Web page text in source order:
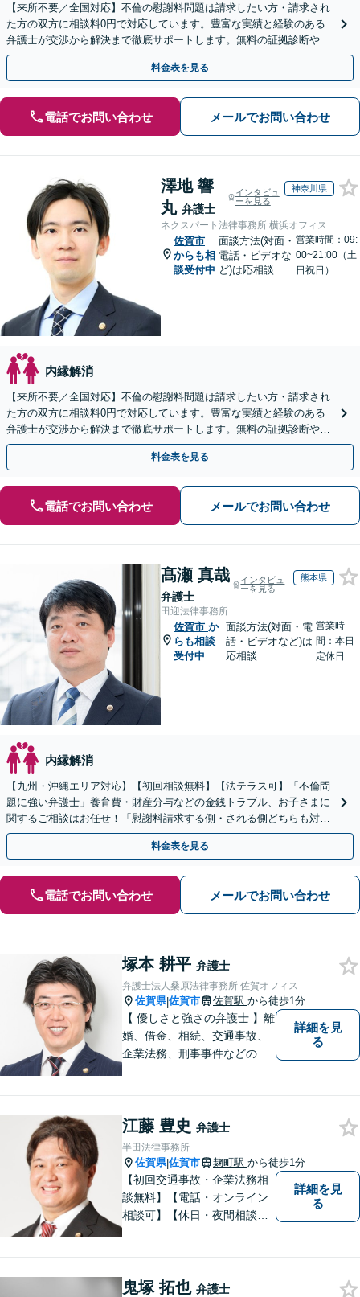
【来所不要／全国対応】不倫の慰謝料問題は請求したい方・請求され
た方の双方に相談料0円で対応しています。豊富な実績と経験のある
弁護士が交渉から解決まで徹底サポートします。無料の証拠診断や着
手金の返還保証もありますので安心してご相談ください。
料金表を見る
電話でお問い合わせ メールでお問い合わせ
澤地 響
丸 弁護士
インタビュ
ーを見る
神奈川県
ネクスパート法律事務所 横浜オフィス
佐賀市
からも相
談受付中
面談方法(対面・
電話・ビデオな
ど)は応相談
営業時間：09:
00~21:00（土
日祝日）
内縁解消
【来所不要／全国対応】不倫の慰謝料問題は請求したい方・請求され
た方の双方に相談料0円で対応しています。豊富な実績と経験のある
弁護士が交渉から解決まで徹底サポートします。無料の証拠診断や着
手金の返還保証もありますので安心してご相談ください。
料金表を見る
電話でお問い合わせ メールでお問い合わせ
髙瀬 真哉
弁護士
インタビュ
ーを見る
熊本県
田迎法律事務所
佐賀市 か
らも相談
受付中
面談方法(対面・電
話・ビデオなど)は
応相談
営業時
間：本日
定休日
内縁解消
【九州・沖縄エリア対応】【初回相談無料】【法テラス可】「不倫問
題に強い弁護士」養育費・財産分与などの金銭トラブル、お子さまに
関するご相談はお任せ！「慰謝料請求する側・される側どちらも対応
可」【子連れ相談可】【休日・夜間相談可】【駐車場あり】
料金表を見る
電話でお問い合わせ メールでお問い合わせ
塚本 耕平 弁護士
弁護士法人桑原法律事務所 佐賀オフィス
佐賀県|佐賀市 佐賀駅 から徒歩1分
【 優しさと強さの弁護士 】離
婚、借金、相続、交通事故、
企業法務、刑事事件などのご
なリーガルサービスを提供い
たします。
詳細を見
る
江藤 豊史 弁護士
半田法律事務所
佐賀県|佐賀市 麹町駅 から徒歩1分
【初回交通事故・企業法務相
談無料】【電話・オンライン
相談可】【休日・夜間相談
詳細を見
る
鬼塚 拓也 弁護士